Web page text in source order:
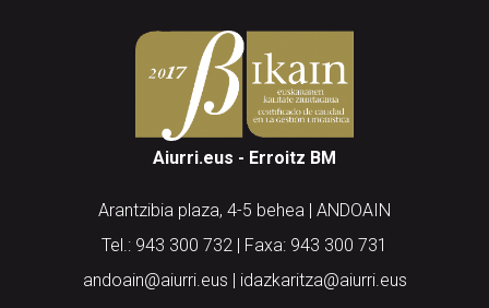
Aiurri.eus - Erroitz BM
Arantzibia plaza, 4-5 behea | ANDOAIN
Tel.: 943 300 732 | Faxa: 943 300 731
andoain@aiurri.eus | idazkaritza@aiurri.eus